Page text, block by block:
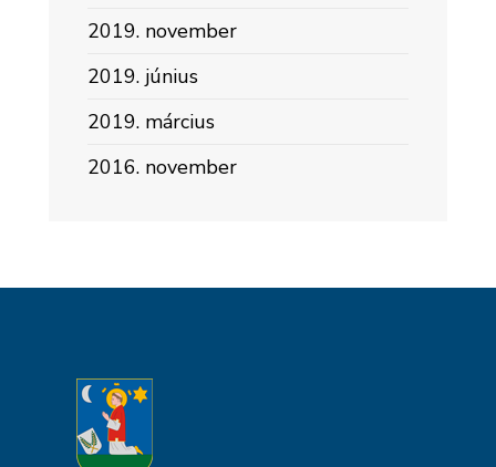
2019. november
2019. június
2019. március
2016. november